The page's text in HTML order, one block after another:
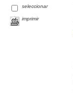
seleccionar
imprimir